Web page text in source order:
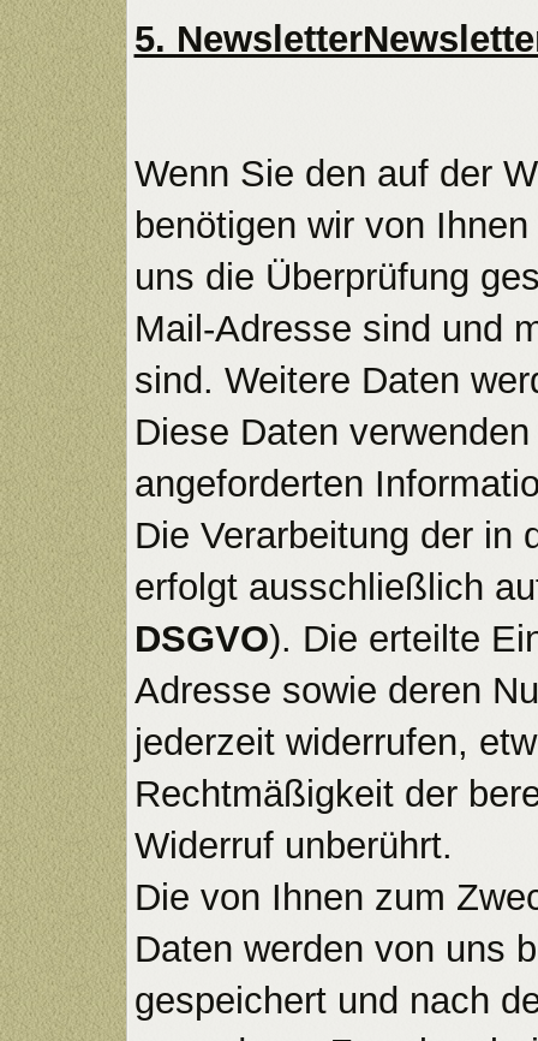
5.
Wenn Sie den auf der
benötigen wir von
uns die Überprüfung
Mail-Adresse sind und
sind. Weitere Daten
Diese Daten
angeforderten
Die Verarbeitung der in
erfolgt ausschließlich
DSGVO). Die erteilte
Adresse sowie deren
jederzeit widerrufen,
Rechtmäßigkeit der
Widerruf unberührt.
Die von Ihnen zum
Daten werden von uns
gespeichert und nach